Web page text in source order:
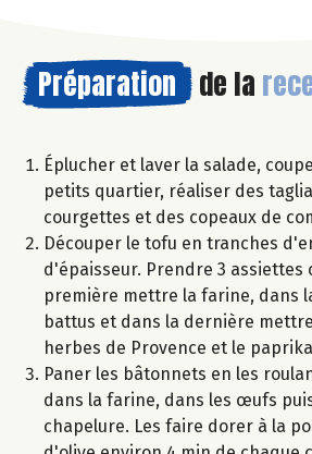
Préparation de la
Éplucher et laver la salade,
petits quartier, réaliser des
courgettes et des copeaux de
Découper le tofu en tranches
d'épaisseur. Prendre 3 assiettes
première mettre la farine, dans
battus et dans la dernière
herbes de Provence et le
Paner les bâtonnets en les
dans la farine, dans les œufs
chapelure. Les faire dorer à la